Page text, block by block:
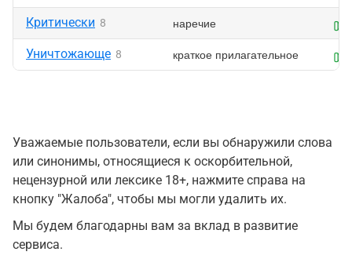
Критически 8 наречие
Уничтожающе 8 краткое прилагательное
Уважаемые пользователи, если вы обнаружили слова
или синонимы, относящиеся к оскорбительной,
нецензурной или лексике 18+, нажмите справа на
кнопку "Жалоба", чтобы мы могли удалить их.
Мы будем благодарны вам за вклад в развитие
сервиса.